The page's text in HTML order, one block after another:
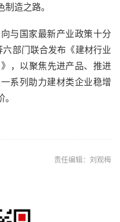
造之路。
与国家最新产业政策十分
部门联合发布《建材行业
，以聚焦先进产品、推进
系列助力建材类企业稳增
责任编辑：刘观梅